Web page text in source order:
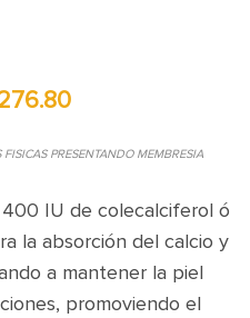
PRESENTANDO MEMBRESIA
IU de colecalciferol ó
la absorción del calcio y
a mantener la piel
promoviendo el